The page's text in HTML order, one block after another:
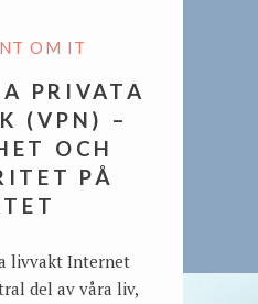
OM IT
PRIVATA
(VPN) –
OCH
PÅ
livvakt Internet
del av våra liv,